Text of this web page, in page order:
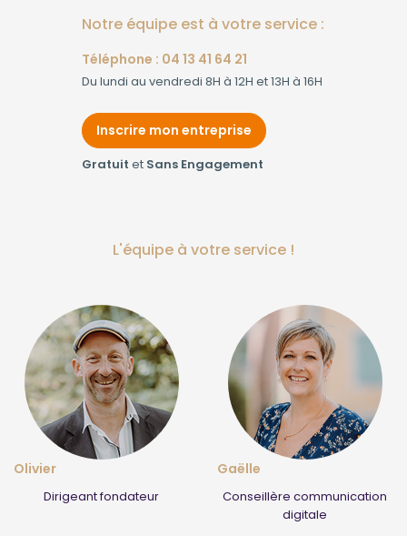
Notre équipe est à votre service :
Téléphone : 04 13 41 64 21
Du lundi au vendredi 8H à 12H et 13H à 16H
Inscrire mon entreprise
Gratuit et Sans Engagement
L'équipe à votre service !
Olivier
Dirigeant fondateur
Gaëlle
Conseillère communication
digitale